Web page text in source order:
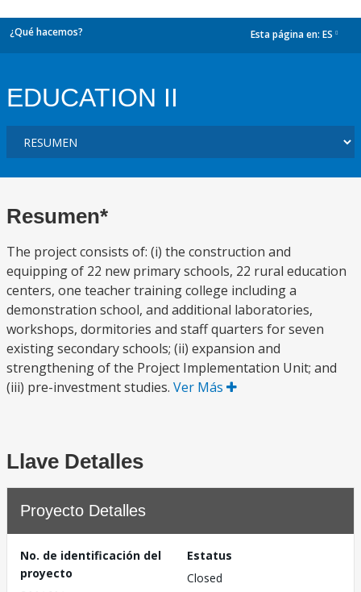
¿Qué hacemos? Esta página en: ES
EDUCATION II
Resumen*
The project consists of: (i) the construction and
equipping of 22 new primary schools, 22 rural education
centers, one teacher training college including a
demonstration school, and additional laboratories,
workshops, dormitories and staff quarters for seven
existing secondary schools; (ii) expansion and
strengthening of the Project Implementation Unit; and
(iii) pre-investment studies. Ver Más
Llave Detalles
Proyecto Detalles
No. de identificación del
proyecto
Estatus
Closed